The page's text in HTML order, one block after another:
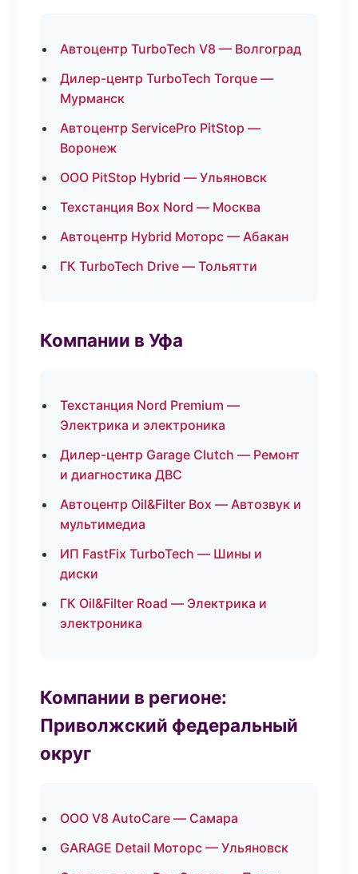
Автоцентр TurboTech V8 — Волгоград
Дилер-центр TurboTech Torque —
Мурманск
Автоцентр ServicePro PitStop —
Воронеж
ООО PitStop Hybrid — Ульяновск
Техстанция Box Nord — Москва
Автоцентр Hybrid Моторс — Абакан
ГК TurboTech Drive — Тольятти
Компании в Уфа
Техстанция Nord Premium —
Электрика и электроника
Дилер-центр Garage Clutch — Ремонт
и диагностика ДВС
Автоцентр Oil&Filter Box — Автозвук и
мультимедиа
ИП FastFix TurboTech — Шины и
диски
ГК Oil&Filter Road — Электрика и
электроника
Компании в регионе:
Приволжский федеральный
округ
ООО V8 AutoCare — Самара
GARAGE Detail Моторс — Ульяновск